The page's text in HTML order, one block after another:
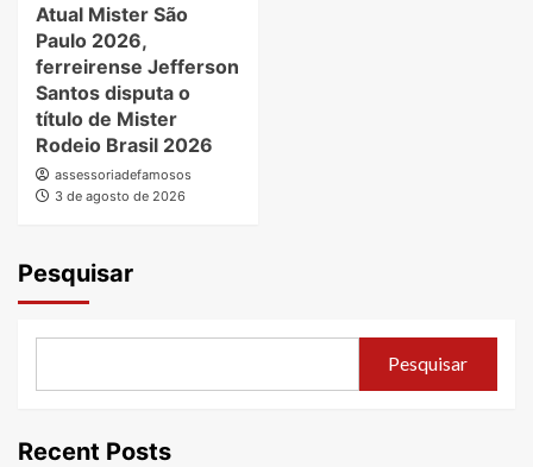
Atual Mister São
Paulo 2026,
ferreirense Jefferson
Santos disputa o
título de Mister
Rodeio Brasil 2026
assessoriadefamosos
3 de agosto de 2026
Pesquisar
Pesquisar
Recent Posts